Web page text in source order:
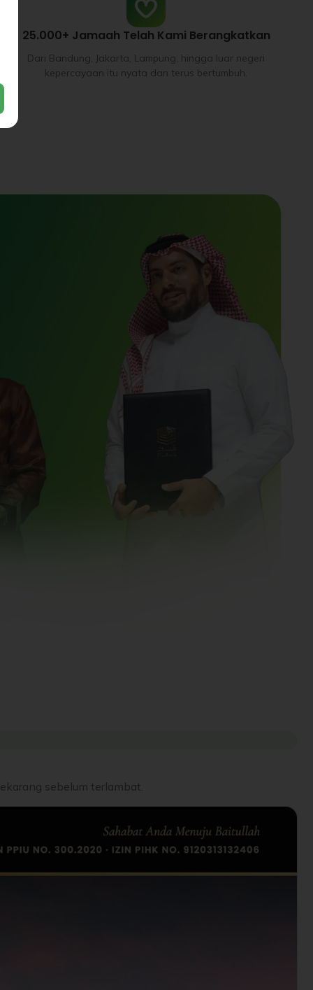
25.000+ Jamaah Telah Kami Berangkatkan
Dari Bandung, Jakarta, Lampung, hingga luar negeri
kepercayaan itu nyata dan terus bertumbuh.
sebelum terlambat.